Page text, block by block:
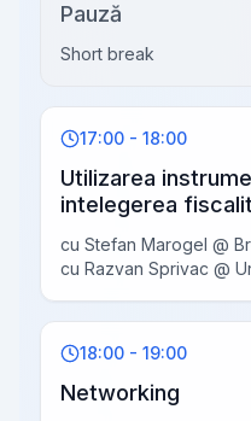
Pauză
Short break
17:00 - 18:00
Utilizarea
intelegerea
cu Stefan Marogel @
cu Razvan Sprivac @
18:00 - 19:00
Networking